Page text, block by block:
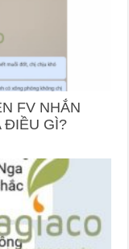
FV NHẮN
ĐIỀU GÌ?